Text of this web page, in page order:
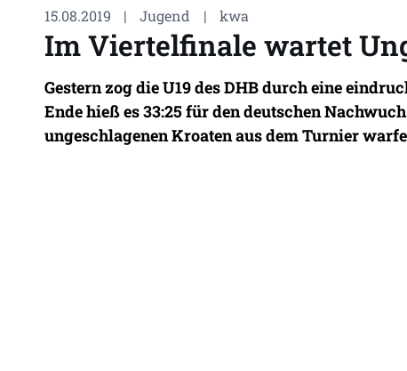
15.08.2019 | Jugend | kwa
Im Viertelfinale wartet
Gestern zog die U19 des DHB durch eine
Ende hieß es 33:25 für den deutschen
ungeschlagenen Kroaten aus dem Turnier